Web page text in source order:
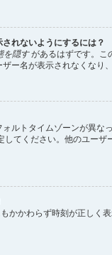
れないようにするには？
を隠すがあるはずです。こ
ー名が表示されなくなり
ルトタイムゾーンが異
てください。他のユー
かかわらず時刻が正し